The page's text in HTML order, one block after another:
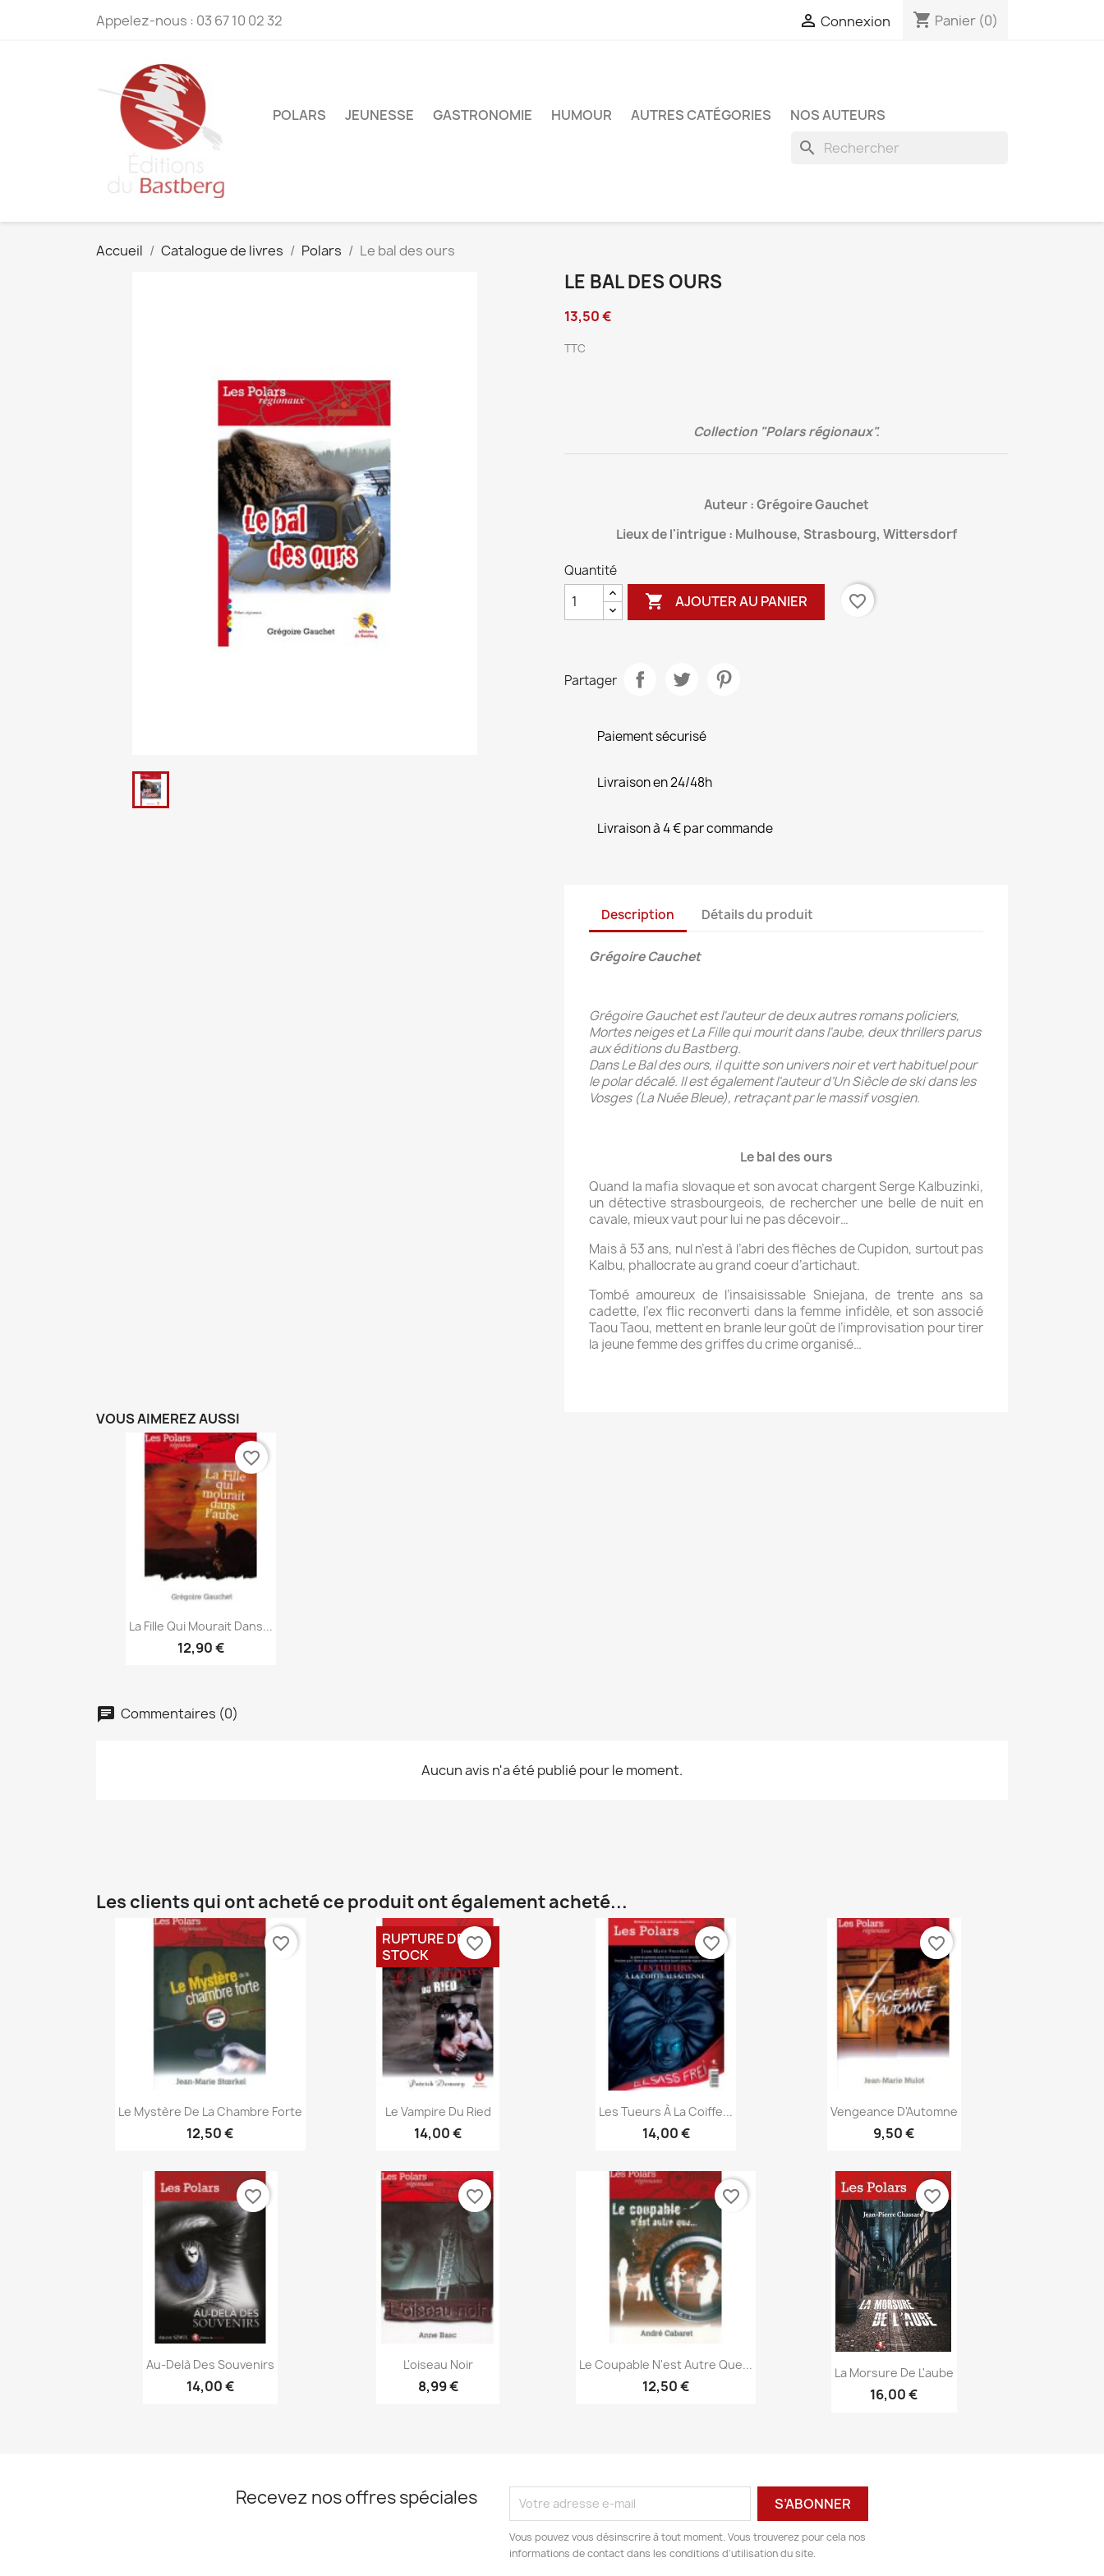
Appelez-nous : 03 67 10 02 32  Connexion shopping_cart Panier (0)
POLARS JEUNESSE GASTRONOMIE HUMOUR AUTRES CATÉGORIES NOS AUTEURS
search
Accueil Catalogue de livres Polars Le bal des ours
LE BAL DES OURS
13,50 €
TTC
Collection "Polars régionaux".
Auteur : Grégoire Gauchet
Lieux de l'intrigue : Mulhouse, Strasbourg, Wittersdorf
Quantité
 AJOUTER AU PANIER favorite_border
Partager
Paiement sécurisé
Livraison en 24/48h
Livraison à 4 € par commande
Description Détails du produit
Grégoire Cauchet
Grégoire Gauchet est l'auteur de deux autres romans policiers,
Mortes neiges et La Fille qui mourit dans l'aube, deux thrillers parus
aux éditions du Bastberg.
Dans Le Bal des ours, il quitte son univers noir et vert habituel pour
le polar décalé. Il est également l'auteur d'Un Siècle de ski dans les
Vosges (La Nuée Bleue), retraçant par le massif vosgien.
Le bal des ours
Quand la mafia slovaque et son avocat chargent Serge Kalbuzinki,
un détective strasbourgeois, de rechercher une belle de nuit en
cavale, mieux vaut pour lui ne pas décevoir…
Mais à 53 ans, nul n’est à l’abri des flèches de Cupidon, surtout pas
Kalbu, phallocrate au grand coeur d’artichaut.
Tombé amoureux de l’insaisissable Sniejana, de trente ans sa
cadette, l’ex flic reconverti dans la femme infidèle, et son associé
Taou Taou, mettent en branle leur goût de l’improvisation pour tirer
la jeune femme des griffes du crime organisé…
VOUS AIMEREZ AUSSI
Aperçu rapide
La Fille Qui Mourait Dans...
12,90 €
favorite_border
Commentaires (0)
Aucun avis n'a été publié pour le moment.
Les clients qui ont acheté ce produit ont également acheté...
Aperçu rapide
Le Mystère De La Chambre Forte
12,50 €
favorite_border
Aperçu rapide
Le Vampire Du Ried
14,00 €
RUPTURE DE
STOCK
favorite_border
Aperçu rapide
Les Tueurs À La Coiffe...
14,00 €
favorite_border
Aperçu rapide
Vengeance D'Automne
9,50 €
favorite_border
Aperçu rapide
Au-Delà Des Souvenirs
14,00 €
favorite_border
Aperçu rapide
L'oiseau Noir
8,99 €
favorite_border
Aperçu rapide
Le Coupable N'est Autre Que...
12,50 €
favorite_border
Aperçu rapide
La Morsure De L'aube
16,00 €
favorite_border
Recevez nos offres spéciales
Vous pouvez vous désinscrire à tout moment. Vous trouverez pour cela nos
informations de contact dans les conditions d'utilisation du site.